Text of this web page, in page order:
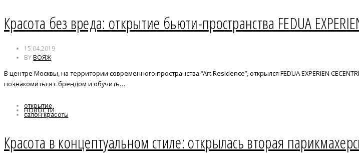
Красота без вреда: открытие бьюти-пространства FEDUA
15.04.2019
BYВОЯЖ
В центре Москвы, на территории современного пространства “Art Residence”, открылся FEDUA EXPERIEN
познакомиться с брендом и обучить…
НОВОСТИ
открытие
салон красоты
Красота в концептуальном стиле: открылась вторая